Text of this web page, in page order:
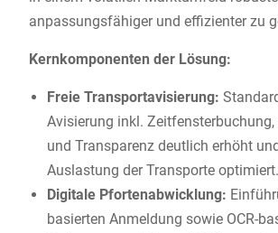
anpassungsfähiger und effizienter zu
Kernkomponenten der Lösung:
Freie Transportavisierung:
Avisierung inkl.
und Transparenz deutlich erhöht
Auslastung der Transporte optimiert.
Digitale Pfortenabwicklung:
basierten Anmeldung sowie OCR-